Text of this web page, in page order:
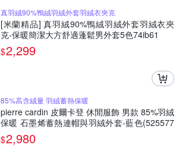
真羽絨90%鴨絨羽絨外套羽絨衣夾克
[米蘭精品] 真羽絨90%鴨絨羽絨外套羽絨衣夾
克-保暖簡潔大方舒適蓬鬆男外套5色74ib61
$2,299
85%高含絨量 羽絨蓄熱保暖
pierre cardin 皮爾卡登 休閒服飾 男款 85%羽絨
保暖 石墨烯蓄熱連帽與羽絨外套-藍色(525577
1-37)
$2,980